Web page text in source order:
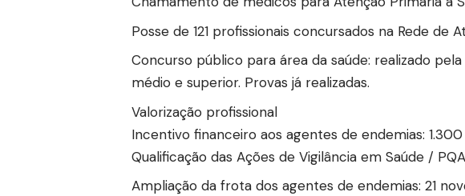
Posse de 121 profissionais concursados na Rede de
Concurso público para área da saúde: realizado
médio e superior. Provas já realizadas.
Valorização profissional
Incentivo financeiro aos agentes de endemias:
Qualificação das Ações de Vigilância em Saúde /
Ampliação da frota dos agentes de endemias: 21